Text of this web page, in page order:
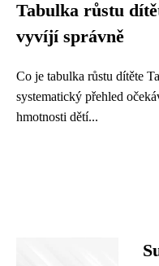
Tabulka růstu
vyvíjí správně
Co je tabulka růstu dítěte
systematický přehled
hmotnosti dětí...